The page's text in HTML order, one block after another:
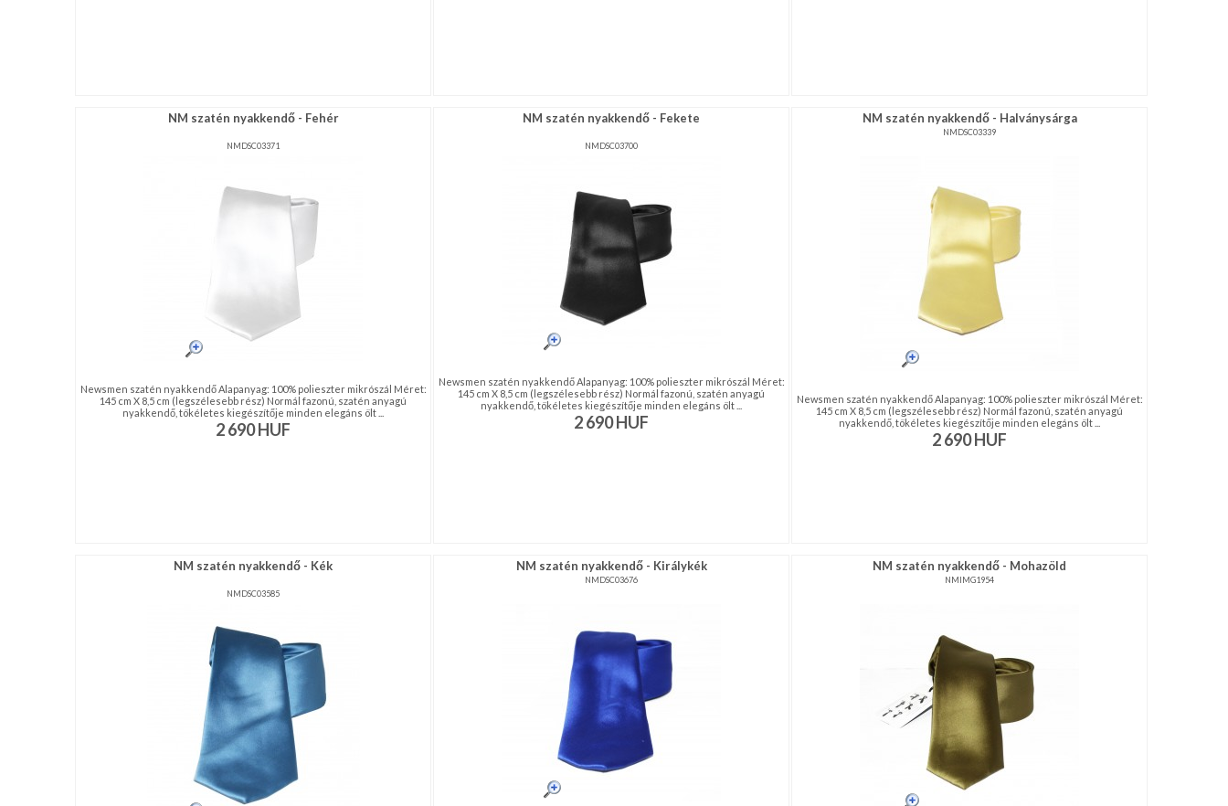
NM szatén nyakkendő - Fehér
NMDSC03371
Newsmen szatén nyakkendő Alapanyag: 100% polieszter mikrószál Méret:
145 cm X 8,5 cm (legszélesebb rész) Normál fazonú, szatén anyagú
nyakkendő, tökéletes kiegészítője minden elegáns ölt ...
2 690HUF
NM szatén nyakkendő - Fekete
NMDSC03700
Newsmen szatén nyakkendő Alapanyag: 100% polieszter mikrószál Méret:
145 cm X 8,5 cm (legszélesebb rész) Normál fazonú, szatén anyagú
nyakkendő, tökéletes kiegészítője minden elegáns ölt ...
2 690HUF
NM szatén nyakkendő - Halványsárga
NMDSC03339
Newsmen szatén nyakkendő Alapanyag: 100% polieszter mikrószál Méret:
145 cm X 8,5 cm (legszélesebb rész) Normál fazonú, szatén anyagú
nyakkendő, tökéletes kiegészítője minden elegáns ölt ...
2 690HUF
NM szatén nyakkendő - Kék
NMDSC03585
NM szatén nyakkendő - Királykék
NMDSC03676
NM szatén nyakkendő - Mohazöld
NMIMG1954